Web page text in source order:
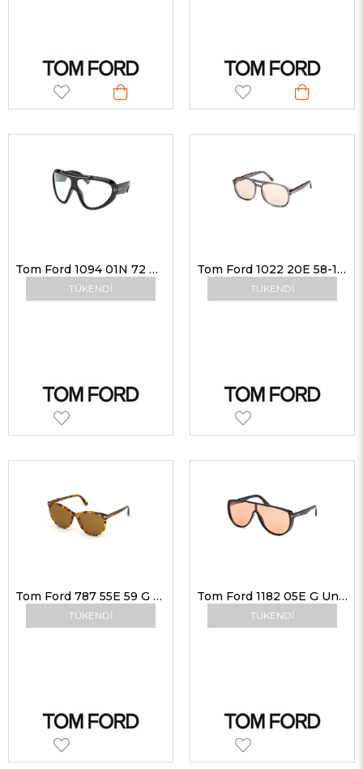
TÜKENDI
Tom Ford 1094 01N 72 G Unisex Güneş Gözlükleri
TÜKENDI
Tom Ford 1022 20E 58-16 G Unisex Güneş Gözlükleri
TÜKENDI
Tom Ford 787 55E 59 G Kadın Güneş Gözlükleri
TÜKENDI
Tom Ford 1182 05E G Unisex Güneş Gözlükleri